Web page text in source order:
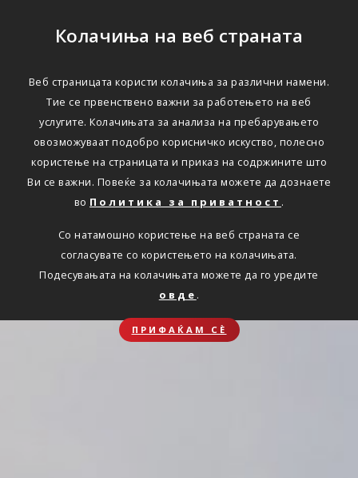
Колачиња на веб страната
Веб страницата користи колачиња за различни намени.
Тие се првенствено важни за работењето на веб
услугите. Колачињата за анализа на пребарувањето
овозможуваат подобро корисничко искуство, полесно
користење на страницата и приказ на содржините што
Ви се важни. Повеќе за колачињата можете да дознаете
во Политика за приватност .
Со натамошно користење на веб страната се
согласувате со користењето на колачињата.
Подесувањата на колачињата можете да го уредите
овде .
ПРИФАЌАМ СЀ